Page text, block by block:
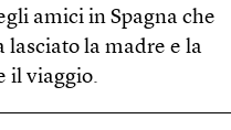
amici in Spagna che
lasciato la madre e la
il viaggio.